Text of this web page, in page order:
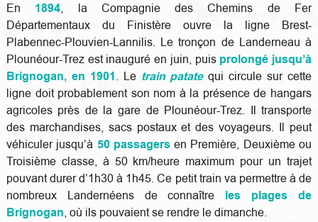
En 1894, la Compagnie des Chemins de Fer
Départementaux du Finistère ouvre la ligne Brest-
Plabennec-Plouvien-Lannilis. Le tronçon de Landerneau à
Plounéour-Trez est inauguré en juin, puis prolongé jusqu’à
Brignogan, en 1901. Le train patatequi circule sur cette
ligne doit probablement son nom à la présence de hangars
agricoles près de la gare de Plounéour-Trez. Il transporte
des marchandises, sacs postaux et des voyageurs. Il peut
véhiculer jusqu’à 50 passagers en Première, Deuxième ou
Troisième classe, à 50 km/heure maximum pour un trajet
pouvant durer d’1h30 à 1h45. Ce petit train va permettre à de
nombreux Landernéens de connaître les plages de
Brignogan, où ils pouvaient se rendre le dimanche.